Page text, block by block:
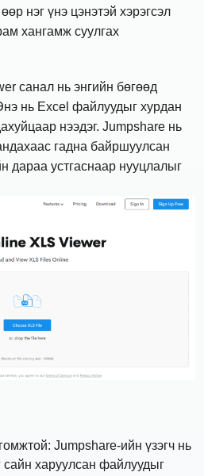
нэг үнэ цэнэтэй хэрэгсэл
хангамж суулгах
санал нь энгийн бөгөөд
нь Excel файлуудыг хурдан
нээдэг. Jumpshare нь
гадна байршуулсан
дараа устгаснаар нууцлалыг
Jumpshare-ийн үзэгч нь
сайн харуулсан файлуудыг